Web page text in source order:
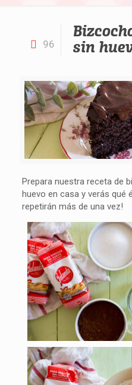
96
sin
Prepara nuestra receta de
huevo en casa y verás qué
repetirán más de una vez!